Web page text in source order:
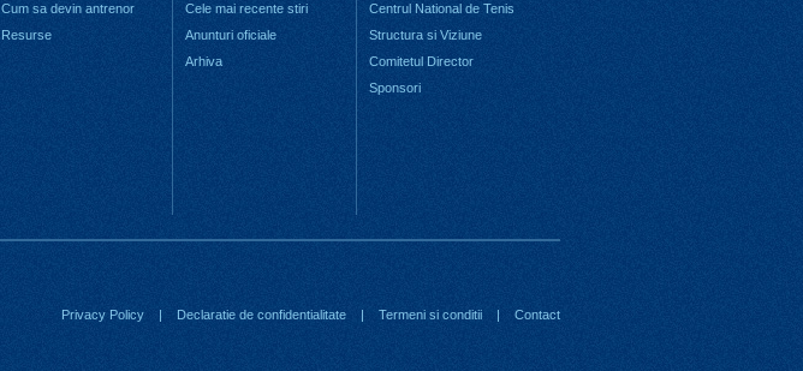
Cum sa devin antrenor
Resurse
Cele mai recente stiri
Anunturi oficiale
Arhiva
Centrul National de Tenis
Structura si Viziune
Comitetul Director
Sponsori
Contact
|
Termeni si conditii
|
Declaratie de confidentialitate
|
Privacy Policy